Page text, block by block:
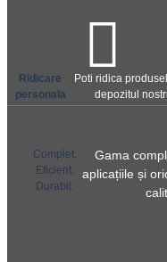
Ridicare
personala
Poti ridica
depozitul
Complet.
Eficient.
Durabil.
Gama
aplicațiile și